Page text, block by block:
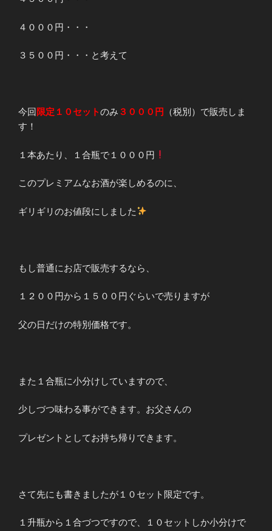
４０００円・・・
３５００円・・・と考えて
今回 限定１０セットのみ ３０００円
（税別）で販売しま
す！
１本あたり、１合瓶で１０００円
このプレミアムなお酒が楽しめるのに、
ギリギリのお値段にしました
もし普通にお店で販売するなら、
１２００円から１５００円ぐらいで売りますが
父の日だけの特別価格です。
また１合瓶に小分けしていますので、
少しづつ味わる事ができます。お父さんの
プレゼントとしてお持ち帰りできます。
さて先にも書きましたが１０セット限定です。
１升瓶から１合づつですので、１０セットしか小分けで